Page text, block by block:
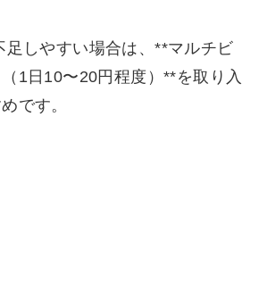
足しやすい場合は、**マルチビ
1日10〜20円程度）**を取り入
です。